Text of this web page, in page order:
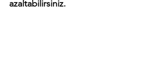
azaltabilirsiniz.